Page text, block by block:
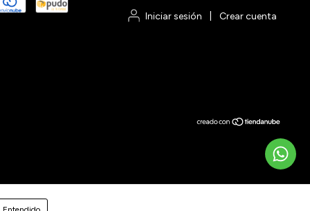
Iniciar sesión Crear cuenta